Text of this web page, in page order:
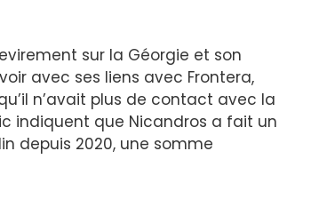
sur la Géorgie et son
avec ses liens avec Frontera,
n’avait plus de contact avec la
indiquent que Nicandros a fait un
depuis 2020, une somme